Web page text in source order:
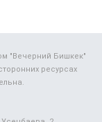
"Вечерний Бишкек"
ресурсах